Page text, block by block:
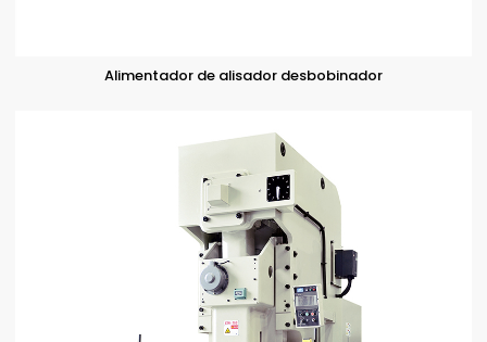
Alimentador de alisador desbobinador